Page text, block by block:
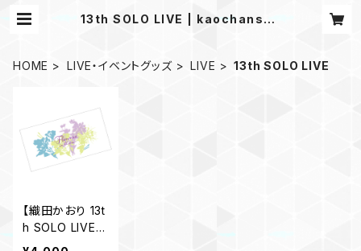
13th SOLO LIVE | kaochansho
HOME LIVE・イベントグッズ LIVE 13th SOLO LIVE
【織田かおり 13t
h SOLO LIVE
“Flowers” in b